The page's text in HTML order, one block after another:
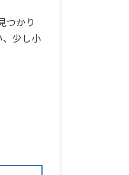
つかり
、少し小